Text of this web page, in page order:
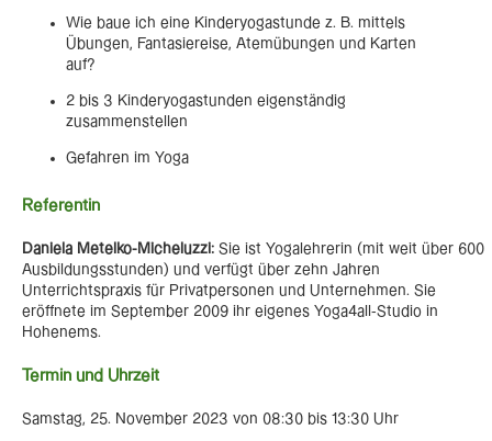
Wie baue ich eine Kinderyogastunde z. B. mittels
Übungen, Fantasiereise, Atemübungen und Karten
auf?
2 bis 3 Kinderyogastunden eigenständig
zusammenstellen
Gefahren im Yoga
Referentin
Daniela Metelko-Micheluzzi: Sie ist Yogalehrerin (mit weit über 600
Ausbildungsstunden) und verfügt über zehn Jahren
Unterrichtspraxis für Privatpersonen und Unternehmen. Sie
eröffnete im September 2009 ihr eigenes Yoga4all-Studio in
Hohenems.
Termin und Uhrzeit
Samstag, 25. November 2023 von 08:30 bis 13:30 Uhr